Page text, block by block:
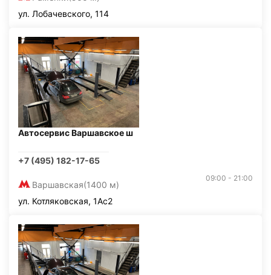
ул. Лобачевского, 114
Автосервис Варшавское ш
+7 (495) 182-17-65
Варшавская(1400 м)
09:00 - 21:00
ул. Котляковская, 1Ас2